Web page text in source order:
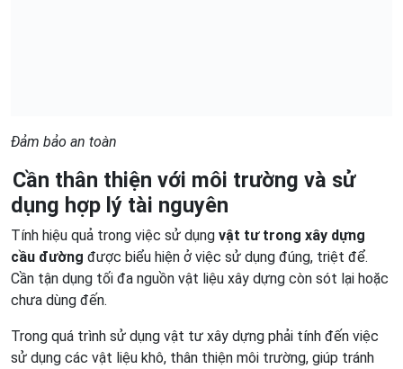
Đảm bảo an toàn
Cần thân thiện với môi trường và sử
dụng hợp lý tài nguyên
Tính hiệu quả trong việc sử dụng vật tư trong xây dựng
cầu đường được biểu hiện ở việc sử dụng đúng, triệt để.
Cần tận dụng tối đa nguồn vật liệu xây dựng còn sót lại hoặc
chưa dùng đến.
Trong quá trình sử dụng vật tư xây dựng phải tính đến việc
sử dụng các vật liệu khô, thân thiện môi trường, giúp tránh